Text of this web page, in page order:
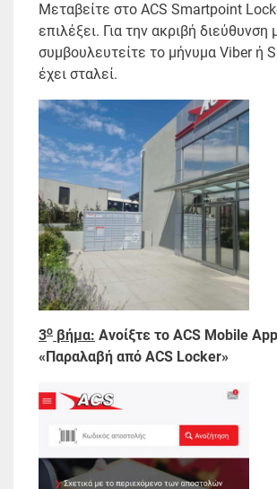
Μεταβείτε στο ACS Smartpoint
επιλέξει. Για την ακριβή διεύθυνση
συμβουλευτείτε το μήνυμα Viber ή
έχει σταλεί.
3ο βήμα: Ανοίξτε το ACS Mobile
«Παραλαβή από ACS Locker»